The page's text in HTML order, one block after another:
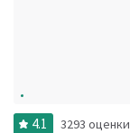
4.1 3293 оценки